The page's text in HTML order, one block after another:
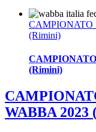
CAMPIONATO
(Rimini)
(Rimini)
WABBA 2023